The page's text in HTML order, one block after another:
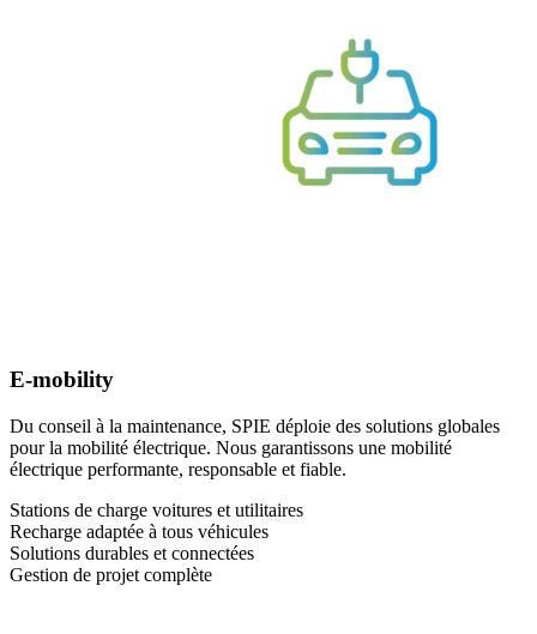
E-mobility
Du conseil à la maintenance, SPIE déploie des solutions globales
pour la mobilité électrique. Nous garantissons une mobilité
électrique performante, responsable et fiable.
Stations de charge voitures et utilitaires
Recharge adaptée à tous véhicules
Solutions durables et connectées
Gestion de projet complète